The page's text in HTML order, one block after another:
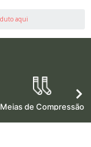
Meias de Compressão